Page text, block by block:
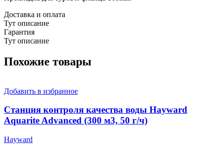
Доставка и оплата
Тут описание
Гарантия
Тут описание
Похожие товары
Добавить в избранное
Станция контроля качества воды Hayward
Aquarite Advanced (300 м3, 50 г/ч)
Hayward